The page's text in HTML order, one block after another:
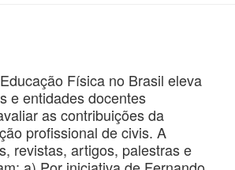
Física no Brasil eleva
e entidades docentes
as contribuições da
profissional de civis. A
revistas, artigos, palestras e